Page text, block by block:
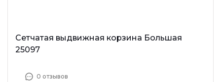
Сетчатая выдвижная корзина Большая
25097
0 отзывов